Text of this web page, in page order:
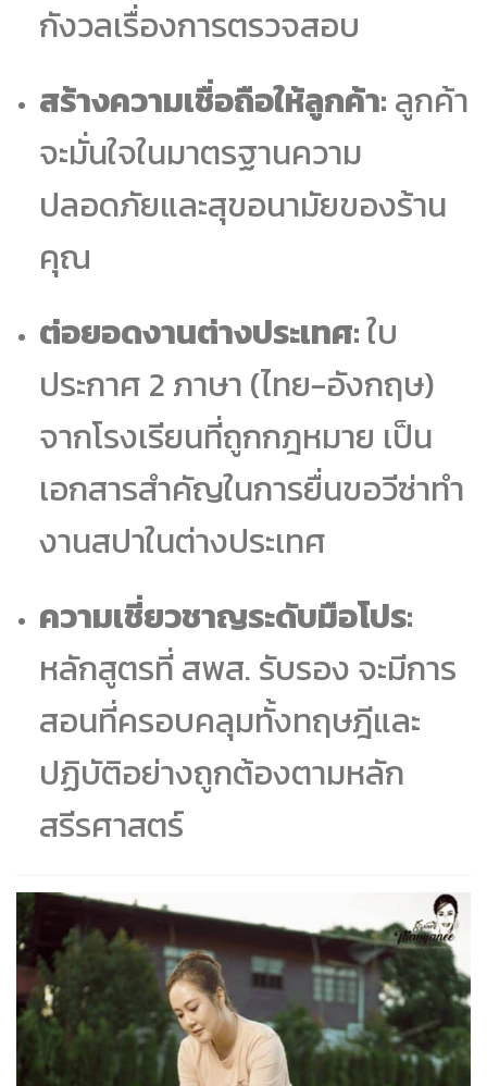
กังวลเรื่องการตรวจสอบ
สร้างความเชื่อถือให้ลูกค้า: ลูกค้า
จะมั่นใจในมาตรฐานความ
ปลอดภัยและสุขอนามัยของร้าน
คุณ
ต่อยอดงานต่างประเทศ:ใบ
ประกาศ 2 ภาษา (ไทย-อังกฤษ)
จากโรงเรียนที่ถูกกฎหมาย เป็น
เอกสารสำคัญในการยื่นขอวีซ่าทำ
งานสปาในต่างประเทศ
ความเชี่ยวชาญระดับมือโปร:
หลักสูตรที่ สพส. รับรอง จะมีการ
สอนที่ครอบคลุมทั้งทฤษฎีและ
ปฏิบัติอย่างถูกต้องตามหลัก
สรีรศาสตร์